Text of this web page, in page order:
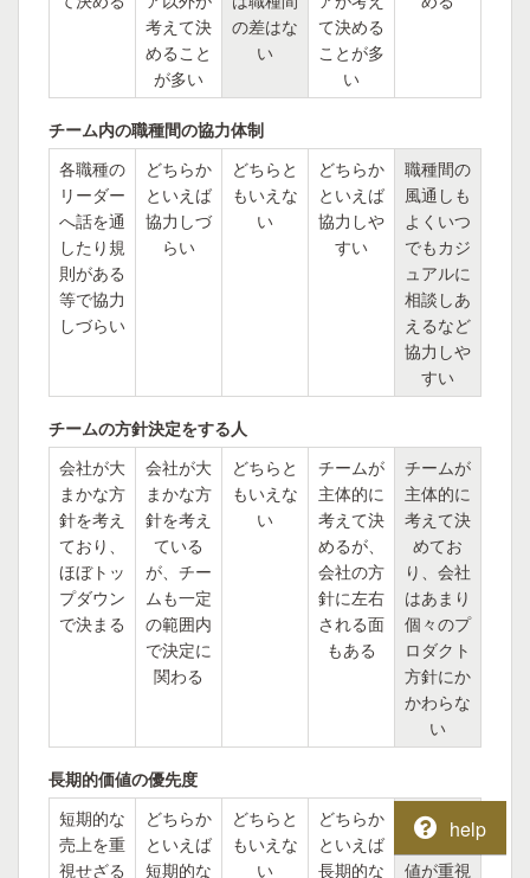
考えて決
めること
が多い
の差はな
い
て決める
ことが多
い
チーム内の職種間の協力体制
各職種の
リーダー
へ話を通
したり規
則がある
等で協力
しづらい
どちらか
といえば
協力しづ
らい
どちらと
もいえな
い
どちらか
といえば
協力しや
すい
職種間の
風通しも
よくいつ
でもカジ
ュアルに
相談しあ
えるなど
協力しや
すい
チームの方針決定をする人
会社が大
まかな方
針を考え
ており、
ほぼトッ
プダウン
で決まる
会社が大
まかな方
針を考え
ている
が、チー
ムも一定
の範囲内
で決定に
関わる
どちらと
もいえな
い
チームが
主体的に
考えて決
めるが、
会社の方
針に左右
される面
もある
チームが
主体的に
考えて決
めてお
り、会社
はあまり
個々のプ
ロダクト
方針にか
かわらな
い
長期的価値の優先度
短期的な
売上を重
視せざる
どちらか
といえば
短期的な
どちらと
もいえな
い
どちらか
といえば
長期的な
長期的な
ユーザ価
値が重視
help